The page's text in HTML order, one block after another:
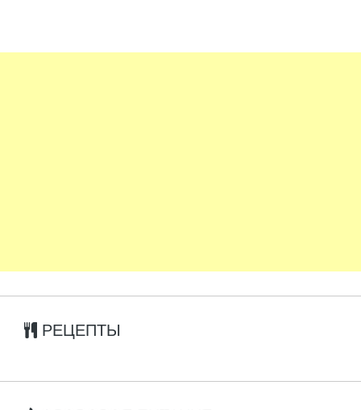
РЕЦЕПТЫ